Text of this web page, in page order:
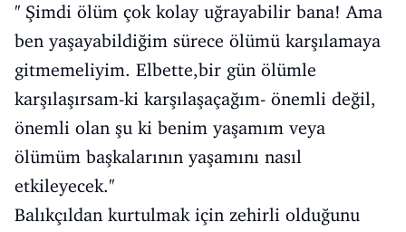
'' Şimdi ölüm çok kolay uğrayabilir bana! Ama
ben yaşayabildiğim sürece ölümü karşılamaya
gitmemeliyim. Elbette,bir gün ölümle
karşılaşırsam-ki karşılaşaçağım- önemli değil,
önemli olan şu ki benim yaşamım veya
ölümüm başkalarının yaşamını nasıl
etkileyecek.''
Balıkçıldan kurtulmak için zehirli olduğunu